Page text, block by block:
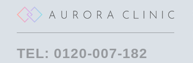
TEL: 0120-007-182